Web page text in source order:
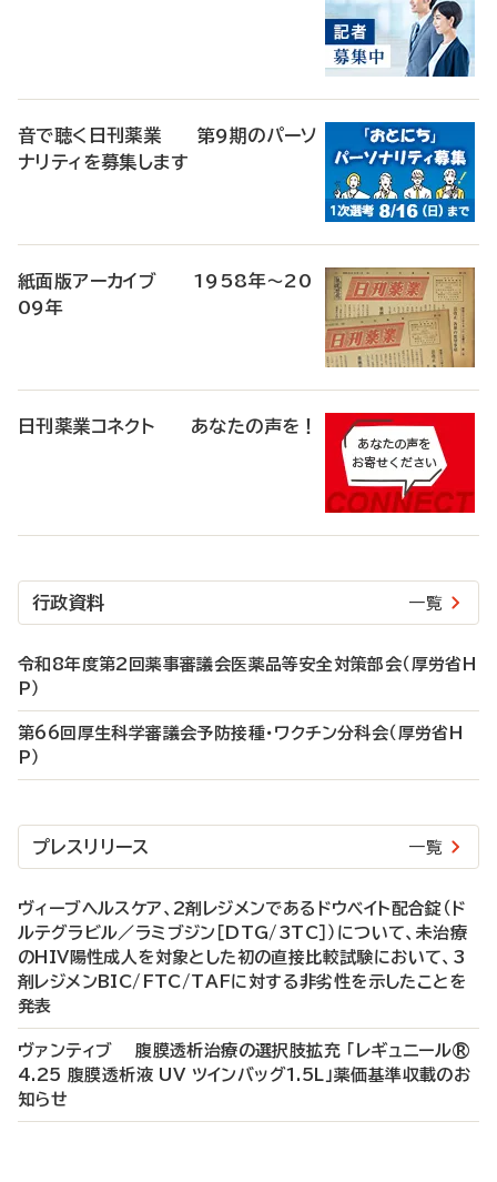
音で聴く日刊薬業 第9期のパーソ
ナリティを募集します
紙面版アーカイブ 1958年～20
09年
日刊薬業コネクト あなたの声を！
行政資料 一覧
令和8年度第2回薬事審議会医薬品等安全対策部会（厚労省H
P）
第66回厚生科学審議会予防接種・ワクチン分科会（厚労省H
P）
プレスリリース 一覧
ヴィーブヘルスケア、2剤レジメンであるドウベイト配合錠（ド
ルテグラビル／ラミブジン［DTG/3TC］）について、未治療
のHIV陽性成人を対象とした初の直接比較試験において、3
剤レジメンBIC/FTC/TAFに対する非劣性を示したことを
発表
ヴァンティブ 腹膜透析治療の選択肢拡充 「レギュニール®
4.25 腹膜透析液 UV ツインバッグ1.5L」薬価基準収載のお
知らせ